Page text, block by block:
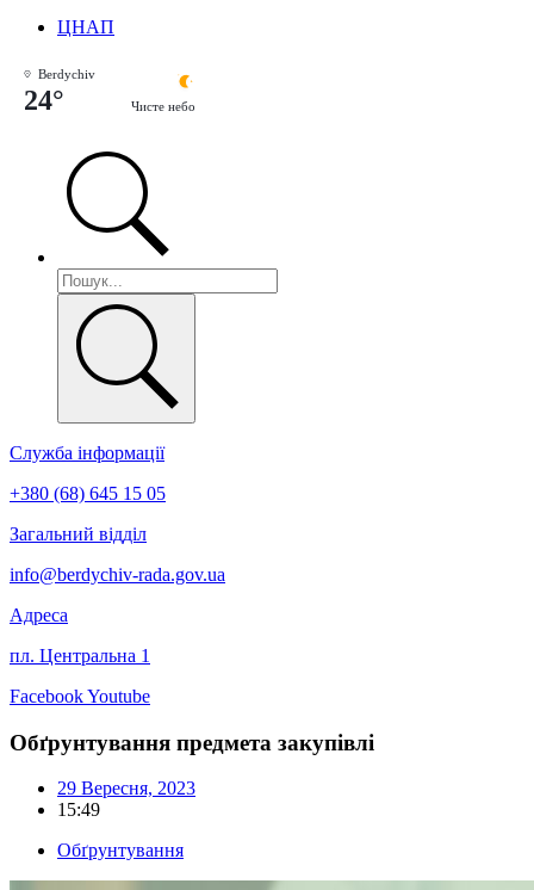
ЦНАП
Berdychiv
24° Чисте небо
Служба інформації
+380 (68) 645 15 05
Загальний відділ
info@berdychiv-rada.gov.ua
Адреса
пл. Центральна 1
FacebookYoutube
Обґрунтування предмета закупівлі
29 Вересня, 2023
15:49
Обґрунтування